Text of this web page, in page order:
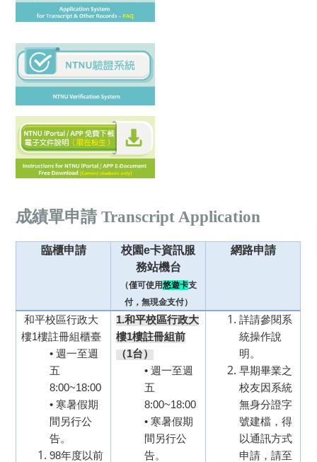
成績單申請 Transcript Application
臨櫃申請
校園e卡資訊服
務站機台
（僅可使用悠遊卡支
付，無現金支付）
網路申請
和平校區行政大
樓1樓註冊組櫃臺
• 週一至週
五
8:00~18:00
• 寒暑假期
間另行公
告。
98年度以前
1.和平校區行政大
樓1樓註冊組前
（1台）
• 週一至週
五
8:00~18:00
• 寒暑假期
間另行公
告。
詳請參閱系
統操作說
明。
早期畢業之
校友因系統
無身分證字
號建檔，得
以通訊方式
申請，請至